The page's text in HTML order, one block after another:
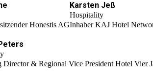
Honestis AG
Karsten Jeß
Hospitality
Inhaber KAJ Hotel
Director & Regional Vice President Hotel Vier